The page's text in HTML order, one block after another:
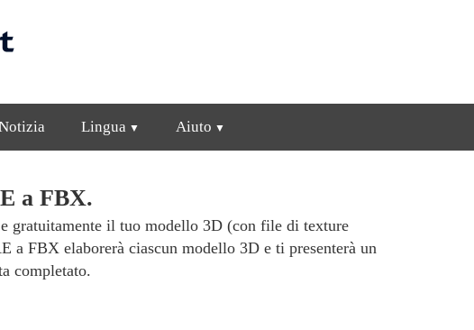
Lingua Aiuto
a FBX.
gratuitamente il tuo modello 3D (con file di texture
a FBX elaborerà ciascun modello 3D e ti presenterà un
completato.